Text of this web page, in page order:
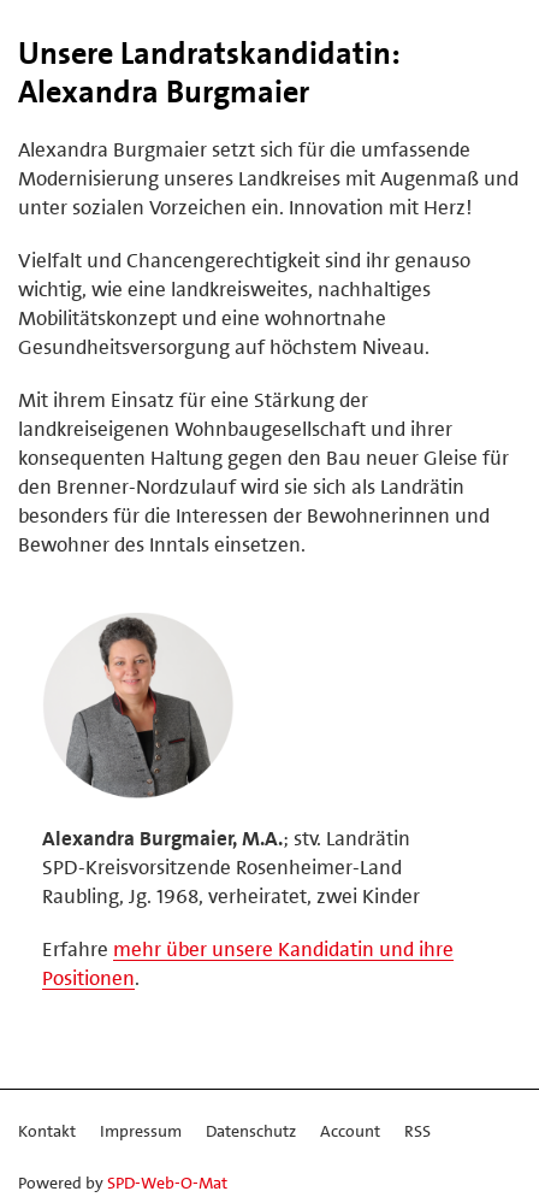
Unsere Landratskandidatin:
Alexandra Burgmaier
Alexandra Burgmaier setzt sich für die umfassende
Modernisierung unseres Landkreises mit Augenmaß und
unter sozialen Vorzeichen ein. Innovation mit Herz!
Vielfalt und Chancengerechtigkeit sind ihr genauso
wichtig, wie eine landkreisweites, nachhaltiges
Mobilitätskonzept und eine wohnortnahe
Gesundheitsversorgung auf höchstem Niveau.
Mit ihrem Einsatz für eine Stärkung der
landkreiseigenen Wohnbaugesellschaft und ihrer
konsequenten Haltung gegen den Bau neuer Gleise für
den Brenner-Nordzulauf wird sie sich als Landrätin
besonders für die Interessen der Bewohnerinnen und
Bewohner des Inntals einsetzen.
Alexandra Burgmaier, M.A.; stv. Landrätin
SPD-Kreisvorsitzende Rosenheimer-Land
Raubling, Jg. 1968, verheiratet, zwei Kinder
Erfahre mehr über unsere Kandidatin und ihre
Positionen.
Kontakt Impressum Datenschutz Account RSS
Powered bySPD-Web-O-Mat